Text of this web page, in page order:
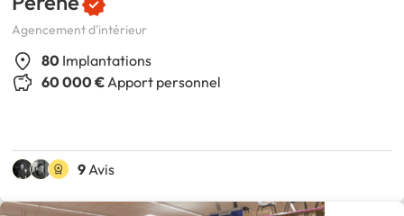
Agencement d'intérieur
80 Implantations
60 000 €Apport personnel
9 Avis